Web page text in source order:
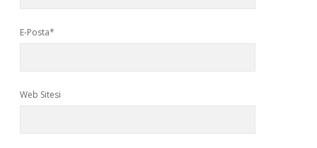
E-Posta*
Web Sitesi